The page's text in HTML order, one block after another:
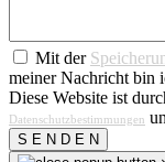
Mit der
meiner Nachricht bin
Diese Website ist
Datenschutzbestimmungen
S E N D E N